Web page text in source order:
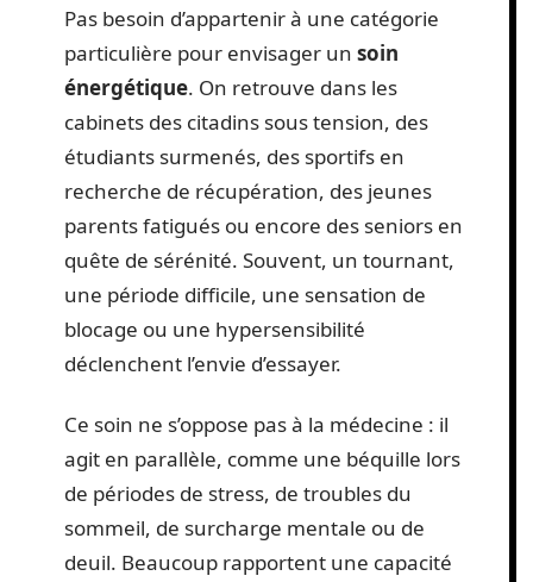
Pas besoin d’appartenir à une catégorie
particulière pour envisager un soin
énergétique. On retrouve dans les
cabinets des citadins sous tension, des
étudiants surmenés, des sportifs en
recherche de récupération, des jeunes
parents fatigués ou encore des seniors en
quête de sérénité. Souvent, un tournant,
une période difficile, une sensation de
blocage ou une hypersensibilité
déclenchent l’envie d’essayer.
Ce soin ne s’oppose pas à la médecine : il
agit en parallèle, comme une béquille lors
de périodes de stress, de troubles du
sommeil, de surcharge mentale ou de
deuil. Beaucoup rapportent une capacité